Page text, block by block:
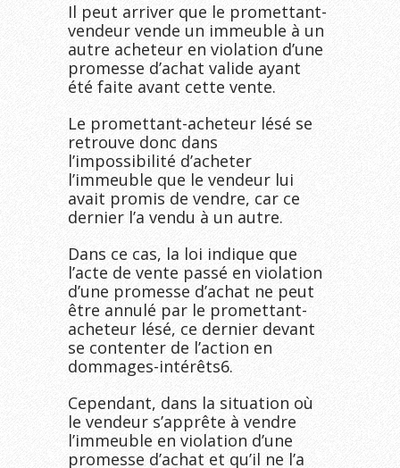
Il peut arriver que le promettant-
vendeur vende un immeuble à un
autre acheteur en violation d’une
promesse d’achat valide ayant
été faite avant cette vente.
Le promettant-acheteur lésé se
retrouve donc dans
l’impossibilité d’acheter
l’immeuble que le vendeur lui
avait promis de vendre, car ce
dernier l’a vendu à un autre.
Dans ce cas, la loi indique que
l’acte de vente passé en violation
d’une promesse d’achat ne peut
être annulé par le promettant-
acheteur lésé, ce dernier devant
se contenter de l’action en
dommages-intérêts6.
Cependant, dans la situation où
le vendeur s’apprête à vendre
l’immeuble en violation d’une
promesse d’achat et qu’il ne l’a